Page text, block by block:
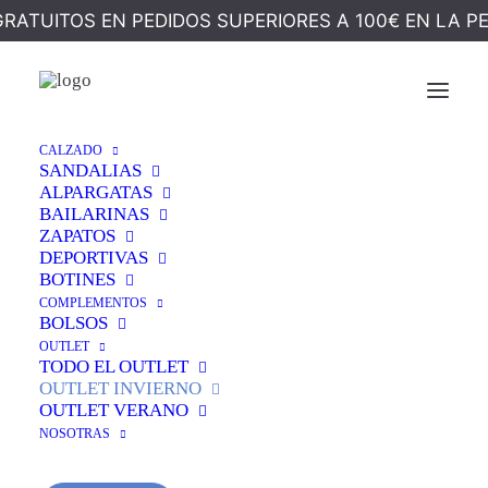
EN PEDIDOS SUPERIORES A 100€ EN LA
CALZADO
SANDALIAS
ALPARGATAS
BAILARINAS
ZAPATOS
DEPORTIVAS
BOTINES
COMPLEMENTOS
BOLSOS
OUTLET
TODO EL OUTLET
OUTLET INVIERNO
OUTLET VERANO
NOSOTRAS
¡OFERTA!
Inicio Outlet
Blucher Combinado Choco
Blucher Combinado
Choco
105,00€El
50,00